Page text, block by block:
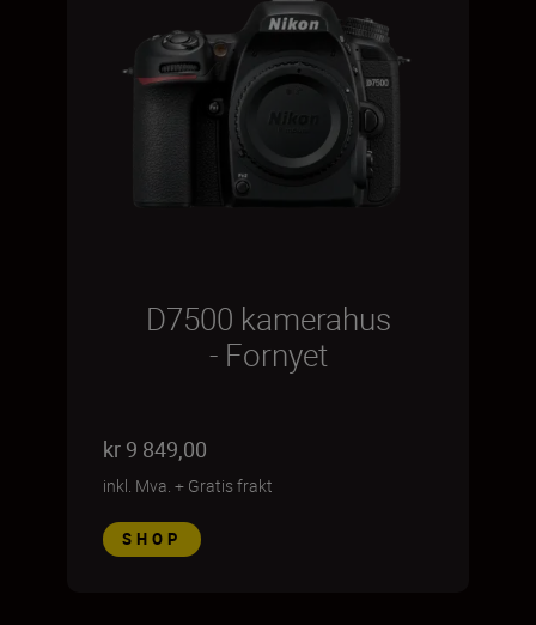
D7500 kamerahus
- Fornyet
kr 9 849,00
inkl. Mva. + Gratis frakt
SHOP